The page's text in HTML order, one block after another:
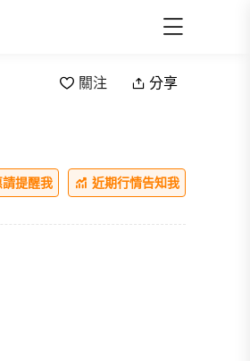
關注 分享
提醒我 近期行情告知我